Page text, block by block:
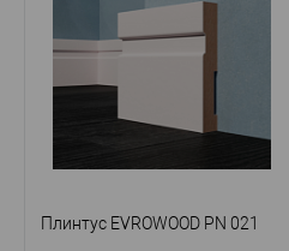
—Микроплинтус
DA03 черный
алюминий
—Россия
Ширина, мм—20
В избранное
В наличии
Плинтус EVROWOOD PN 021